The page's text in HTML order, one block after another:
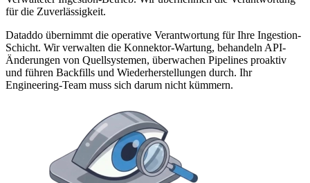
für die Zuverlässigkeit.
Dataddo übernimmt die operative Verantwortung für Ihre Ingestion-
Schicht. Wir verwalten die Konnektor-Wartung, behandeln API-
Änderungen von Quellsystemen, überwachen Pipelines proaktiv
und führen Backfills und Wiederherstellungen durch. Ihr
Engineering-Team muss sich darum nicht kümmern.